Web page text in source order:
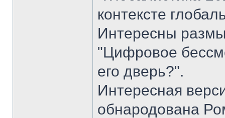
контексте
Интересны
"Цифровое
его дверь?".
Интересная
обнародована